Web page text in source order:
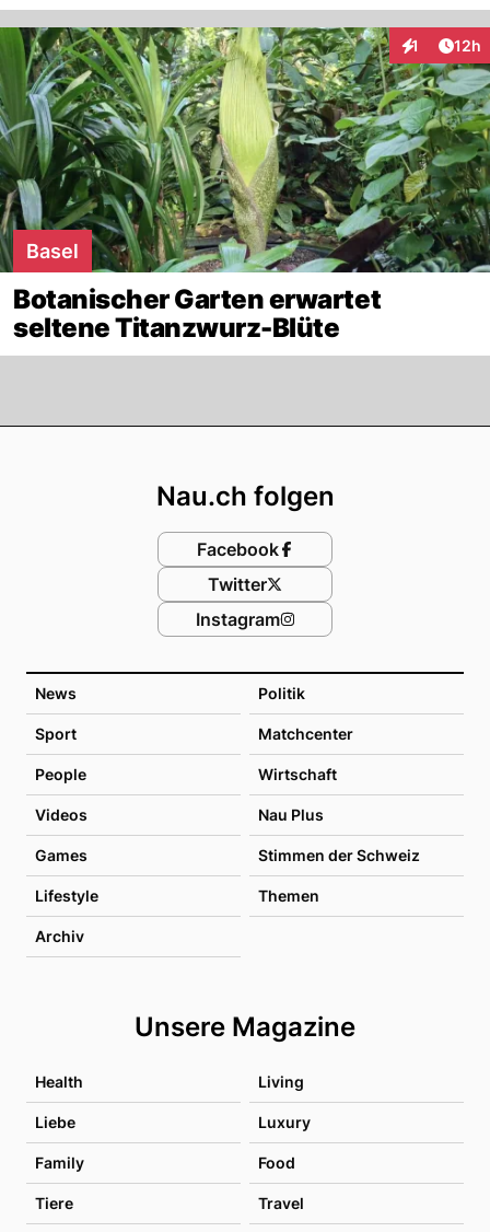
1 12h
Basel
Botanischer Garten erwartet
seltene Titanzwurz-Blüte
News Politik
Sport Matchcenter
People Wirtschaft
Videos Nau Plus
Games Stimmen der Schweiz
Lifestyle Themen
Archiv
Unsere Magazine
Health Living
Liebe Luxury
Family Food
Tiere Travel
Nau.ch folgen
Facebook
Twitter
Instagram